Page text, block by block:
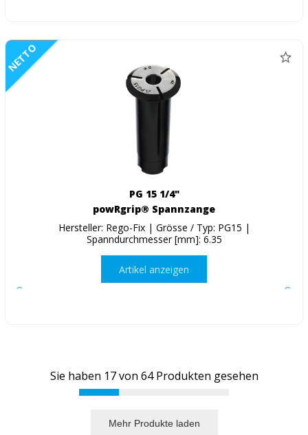
NETTO
PG 15 1/4"
powRgrip® Spannzange
Hersteller: Rego-Fix | Grösse / Typ: PG15 |
Spanndurchmesser [mm]: 6.35
Artikel anzeigen
Sie haben 17von 64Produkten gesehen
Mehr Produkte laden